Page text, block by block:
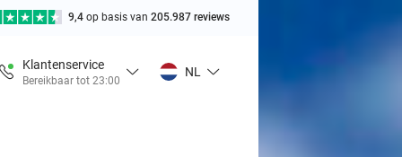
9,4 op basis van 205.987 reviews
Klantenservice
Bereikbaar tot 23:00
NL